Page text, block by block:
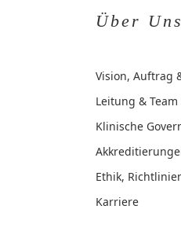
Über Uns
Vision, Auftrag
Leitung & Team
Klinische
Ethik,
Karriere